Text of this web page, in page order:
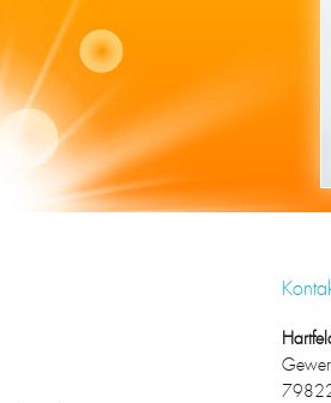
79822